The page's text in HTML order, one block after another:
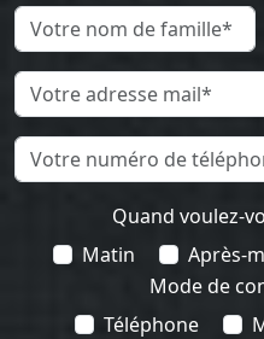
Quand voulez-
Matin
Après-
Mode de
Téléphone